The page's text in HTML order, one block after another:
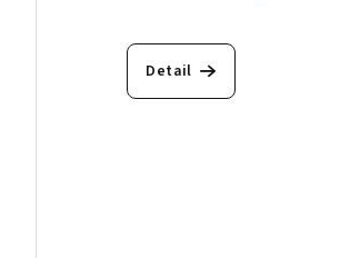
Detail